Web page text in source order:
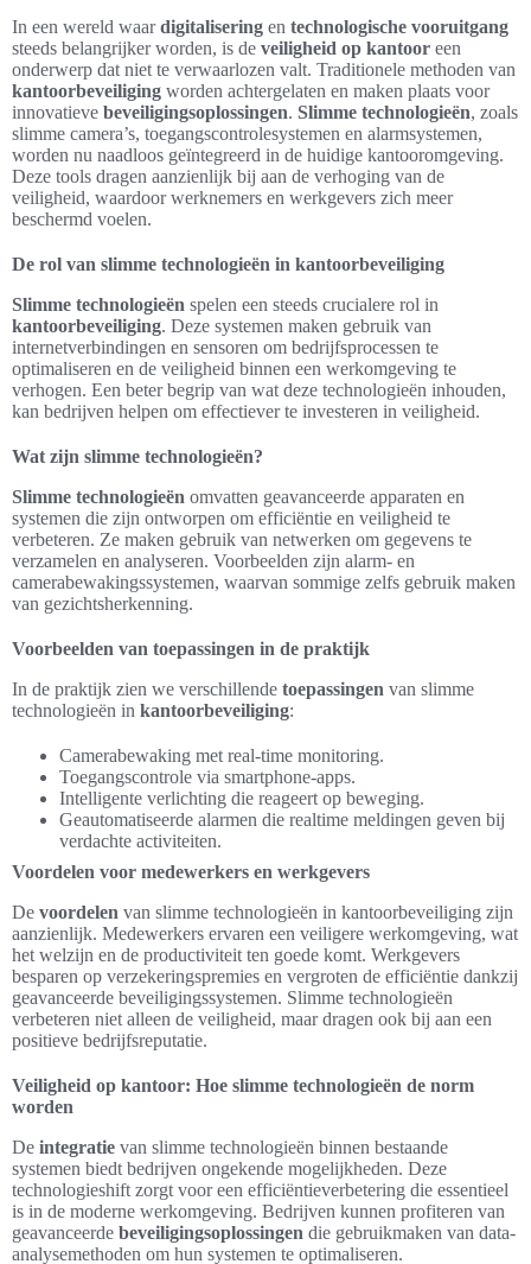
In een wereld waardigitalisering en technologische vooruitgang
steeds belangrijker worden, is de veiligheid op kantoor een
onderwerp dat niet te verwaarlozen valt. Traditionele methoden van
kantoorbeveiliging worden achtergelaten en maken plaats voor
innovatieve beveiligingsoplossingen. Slimme technologieën, zoals
slimme camera’s, toegangscontrolesystemen en alarmsystemen,
worden nu naadloos geïntegreerd in de huidige kantooromgeving.
Deze tools dragen aanzienlijk bij aan de verhoging van de
veiligheid, waardoor werknemers en werkgevers zich meer
beschermd voelen.
De rol van slimme technologieën in kantoorbeveiliging
Slimme technologieën spelen een steeds crucialere rol in
kantoorbeveiliging. Deze systemen maken gebruik van
internetverbindingen en sensoren om bedrijfsprocessen te
optimaliseren en de veiligheid binnen een werkomgeving te
verhogen. Een beter begrip van wat deze technologieën inhouden,
kan bedrijven helpen om effectiever te investeren in veiligheid.
Wat zijn slimme technologieën?
Slimme technologieën omvatten geavanceerde apparaten en
systemen die zijn ontworpen om efficiëntie en veiligheid te
verbeteren. Ze maken gebruik van netwerken om gegevens te
verzamelen en analyseren. Voorbeelden zijn alarm- en
camerabewakingssystemen, waarvan sommige zelfs gebruik maken
van gezichtsherkenning.
Voorbeelden van toepassingen in de praktijk
In de praktijk zien we verschillende toepassingen van slimme
technologieën in kantoorbeveiliging:
Camerabewaking met real-time monitoring.
Toegangscontrole via smartphone-apps.
Intelligente verlichting die reageert op beweging.
Geautomatiseerde alarmen die realtime meldingen geven bij
verdachte activiteiten.
Voordelen voor medewerkers en werkgevers
De voordelen van slimme technologieën in kantoorbeveiliging zijn
aanzienlijk. Medewerkers ervaren een veiligere werkomgeving, wat
het welzijn en de productiviteit ten goede komt. Werkgevers
besparen op verzekeringspremies en vergroten de efficiëntie dankzij
geavanceerde beveiligingssystemen. Slimme technologieën
verbeteren niet alleen de veiligheid, maar dragen ook bij aan een
positieve bedrijfsreputatie.
Veiligheid op kantoor: Hoe slimme technologieën de norm
worden
De integratie van slimme technologieën binnen bestaande
systemen biedt bedrijven ongekende mogelijkheden. Deze
technologieshift zorgt voor een efficiëntieverbetering die essentieel
is in de moderne werkomgeving. Bedrijven kunnen profiteren van
geavanceerde beveiligingsoplossingen die gebruikmaken van data-
analysemethoden om hun systemen te optimaliseren.